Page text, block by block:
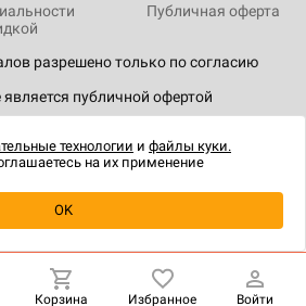
Купить| 1 250 ₽
разрешено только по согласию
публичной офертой
Публичная оферта
Корзина Избранное Войти
технологии и файлы куки.
на их применение
OK